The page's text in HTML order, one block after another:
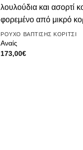
ΡΟΥΧΟ ΒΑΠΤΙΣΗΣ ΚΟΡΙΤΣΙ
Αναίς
173,00€